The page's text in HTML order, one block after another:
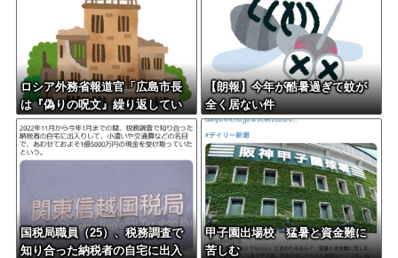
ロシア外務省報道官「広島市長
は『偽りの呪文』繰り返してい
る」 平和宣言を非難
【朗報】今年が酷暑過ぎて蚊が
全く居ない件
国税局職員（25）、税務調査で
知り合った納税者の自宅に出入
甲子園出場校 猛暑と資金難に
苦しむ